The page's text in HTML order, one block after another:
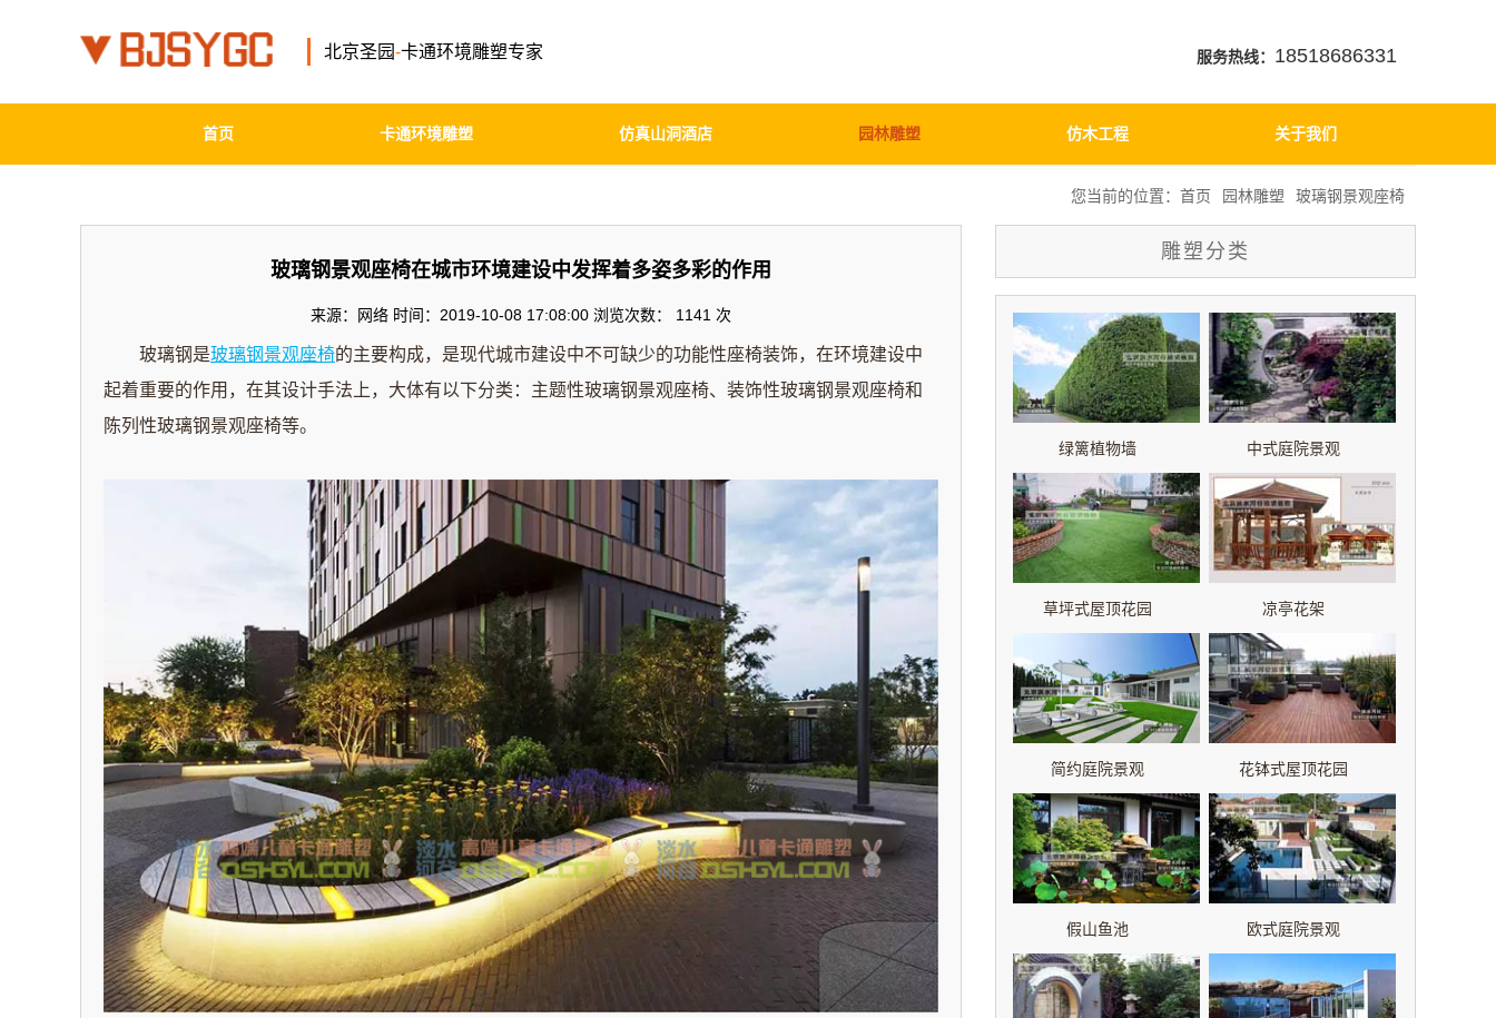
北京圣园-卡通环境雕塑专家 服务热线： 18518686331
首页 卡通环境雕塑 仿真山洞酒店 园林雕塑 仿木工程 关于我们
您当前的位置： 首页 园林雕塑 玻璃钢景观座椅
玻璃钢景观座椅在城市环境建设中发挥着多姿多彩的作用
来源：网络 时间：2019-10-08 17:08:00 浏览次数： 1141 次
玻璃钢是玻璃钢景观座椅的主要构成，是现代城市建设中不可缺少的功能性座椅装饰，在环境建设中
起着重要的作用，在其设计手法上，大体有以下分类：主题性玻璃钢景观座椅、装饰性玻璃钢景观座椅和
陈列性玻璃钢景观座椅等。
雕塑分类
绿篱植物墙 中式庭院景观
草坪式屋顶花园 凉亭花架
简约庭院景观 花钵式屋顶花园
假山鱼池 欧式庭院景观